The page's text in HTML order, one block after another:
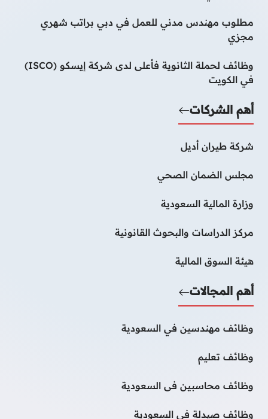
مطلوب مهندس مدني للعمل في دبي براتب شهري
مجزي
وظائف لحملة الثانوية فأعلى لدى شركة إيسكو (ISCO)
في الكويت
أهم الشركات
شركة طيران أديل
مجلس الضمان الصحي
وزارة المالية السعودية
مركز الدراسات والبحوث القانونية
هيئة السوق المالية
أهم المجالات
وظائف مهندسين في السعودية
وظائف تعليم
وظائف محاسبين فى السعودية
وظائف صيدلة فى السعودية